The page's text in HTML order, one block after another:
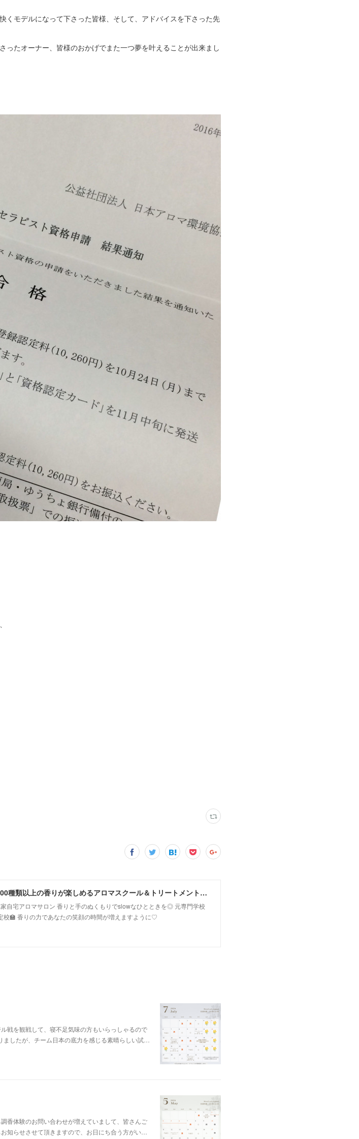
くモデルになって下さった皆様、そして、アドバイスを下さった先
ったオーナー、皆様のおかげでまた一つ夢を叶えることが出来まし
MoonLeaf sapporo / 札幌市東区の100種類以上の香りが楽しめるアロマスクール＆トリートメントサロン
自宅アロマサロン 香りと手のぬくもりでslowなひとときを◎ 元専門学校
校🏫 香りの力であなたの笑顔の時間が増えますように♡
戦を観戦して、寝不足気味の方もいらっしゃるので
したが、チーム日本の底力を感じる素晴らしい試…
香体験のお問い合わせが増えていまして、皆さんご
知らせさせて頂きますので、お日にち合う方がい…